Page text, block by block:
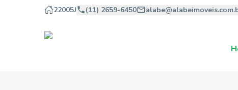
22005J (11) 2659-6450